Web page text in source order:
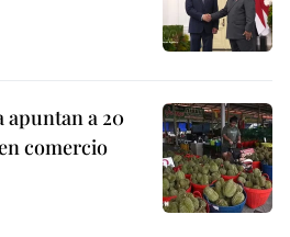
apuntan a 20
comercio